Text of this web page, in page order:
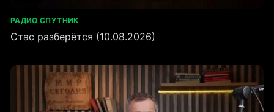
РАДИО СПУТНИК
Стас разберётся (10.08.2026)